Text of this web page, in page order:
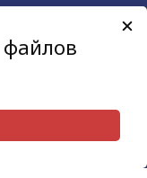
файлов